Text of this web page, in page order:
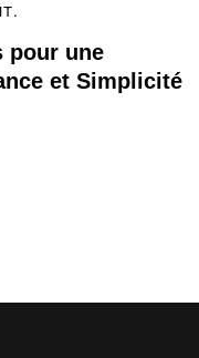
pour une
et Simplicité